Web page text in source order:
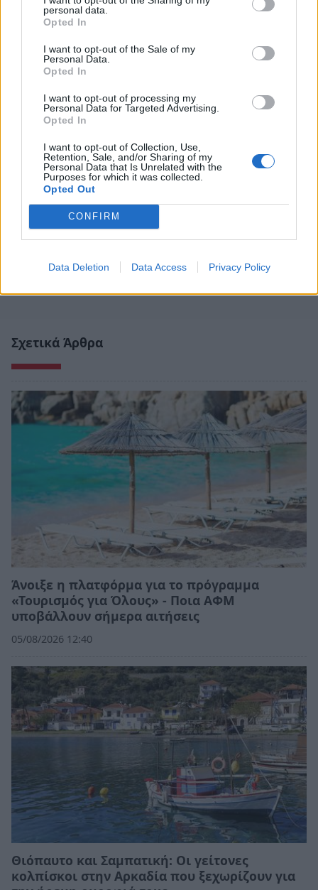
personal data.
Opted In
I want to opt-out of the Sale of my
Personal Data.
Opted In
I want to opt-out of processing my
Personal Data for Targeted Advertising.
Opted In
I want to opt-out of Collection, Use,
Retention, Sale, and/or Sharing of my
Personal Data that Is Unrelated with the
Purposes for which it was collected.
Opted Out
CONFIRM
Data Deletion Data Access Privacy Policy
Σχετικά Άρθρα
Άνοιξε η πλατφόρμα για το πρόγραμμα
«Τουρισμός για Όλους» - Ποια ΑΦΜ
υποβάλλουν σήμερα αιτήσεις
05/08/2026 12:40
Θιόπαυτο και Σαμπατική: Οι γείτονες
κολπίσκοι στην Αρκαδία που ξεχωρίζουν για